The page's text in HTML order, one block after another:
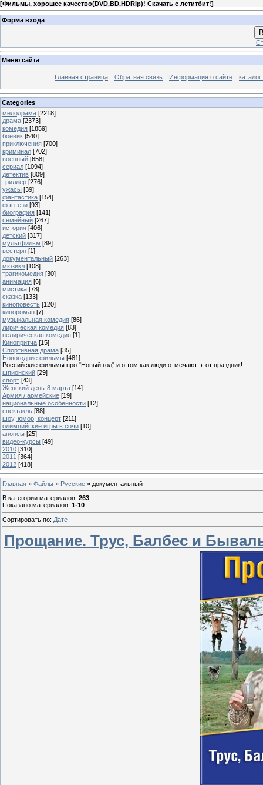
[Фильмы, хорошее качество(DVD,BD,HDRip)! Скачать с летитбит!]
Форма входа
Меню сайта
Главная страница Обратная связь Информация о сайте
Categories
мелодрама [2218]
драма [2373]
комедия [1859]
боевик [540]
приключения [700]
криминал [702]
военный [658]
сериал [1094]
детектив [809]
триллер [276]
ужасы [39]
фантастика [154]
фэнтези [93]
биография [141]
семейный [267]
история [406]
детский [317]
мультфильм [89]
вестерн [1]
документальный [263]
мюзикл [108]
трагикомедия [30]
анимация [6]
мистика [78]
сказка [133]
киноповесть [120]
кинороман [7]
музыкальная комедия [86]
лирическая комедия [83]
нелирическая комедия [1]
Кинопритча [15]
Спортивная драма [35]
Новогодние фильмы [481]
Российские фильмы про "Новый год" и о том как люди отмечают этот праздник!
шпионский [29]
спорт [43]
Женский день-8 марта [14]
Армия / армейские [19]
национальные особенности [12]
спектакль [88]
шоу, юмор, концерт [211]
олимпийские игры в сочи [10]
анонсы [25]
видео-курсы [49]
2010 [310]
2011 [364]
2012 [418]
Главная » Файлы » Русские » документальный
В категории материалов: 263
Показано материалов: 1-10
Сортировать по: Дате
Прощание. Трус, Балбес и